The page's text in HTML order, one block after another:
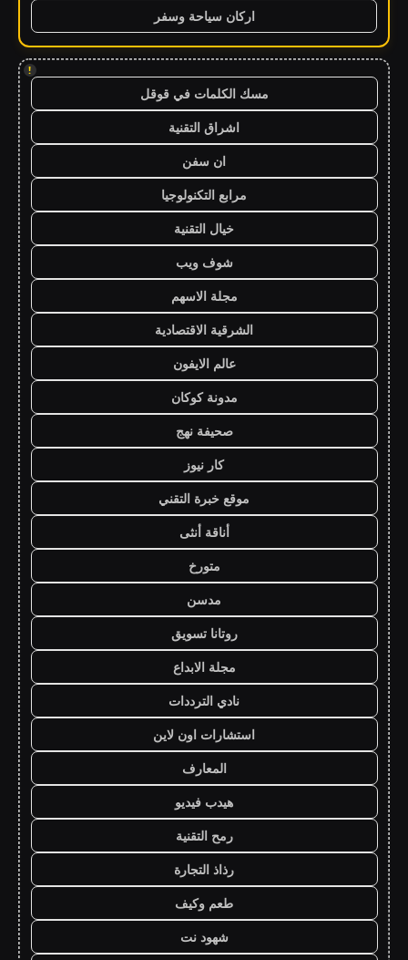
اركان سياحة وسفر
!
مسك الكلمات في قوقل
اشراق التقنية
ان سفن
مرابع التكنولوجيا
خيال التقنية
شوف ويب
مجلة الاسهم
الشرقية الاقتصادية
عالم الايفون
مدونة كوكان
صحيفة نهج
كار نيوز
موقع خبرة التقني
أناقة أنثى
متورخ
مدسن
روتانا تسويق
مجلة الابداع
نادي الترددات
استشارات اون لاين
المعارف
هيدب فيديو
رمح التقنية
رذاذ التجارة
طعم وكيف
شهود نت